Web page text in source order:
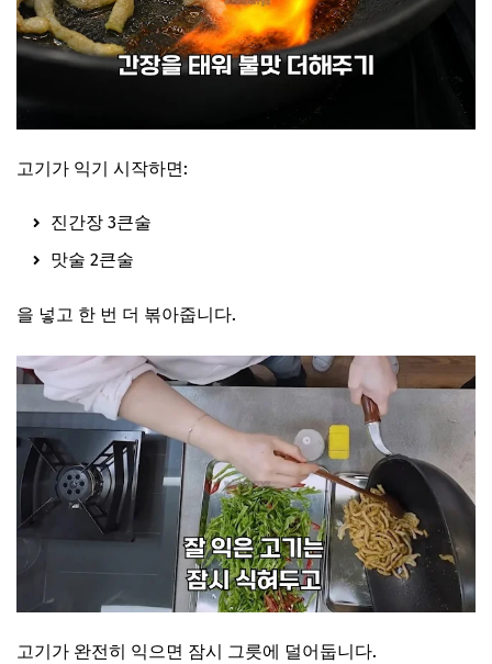
고기가 익기 시작하면:
진간장 3큰술
맛술 2큰술
을 넣고 한 번 더 볶아줍니다.
고기가 완전히 익으면 잠시 그릇에 덜어둡니다.